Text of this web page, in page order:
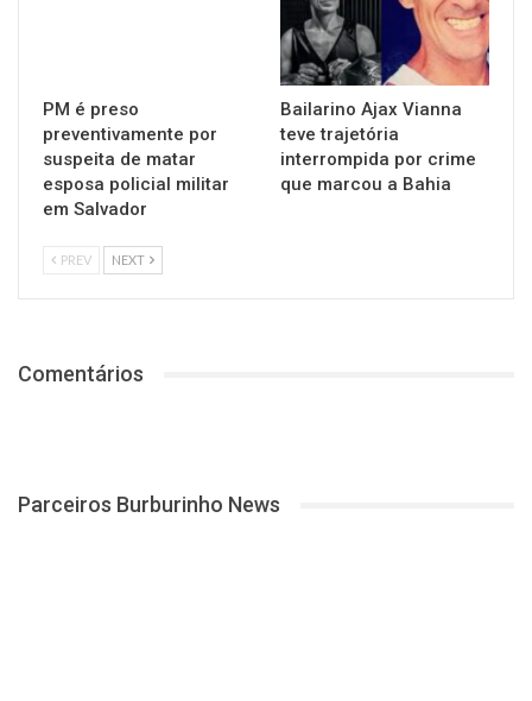
PM é preso
preventivamente por
suspeita de matar
esposa policial militar
em Salvador
Bailarino Ajax Vianna
teve trajetória
interrompida por crime
que marcou a Bahia
PREV NEXT
Comentários
Parceiros Burburinho News